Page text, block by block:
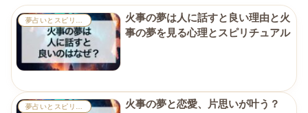
火事の夢は人に話すと良い理由と火
事の夢を見る心理とスピリチュアル
夢占いとスピリチュアル 火事の夢と恋愛、片思いが叶う？